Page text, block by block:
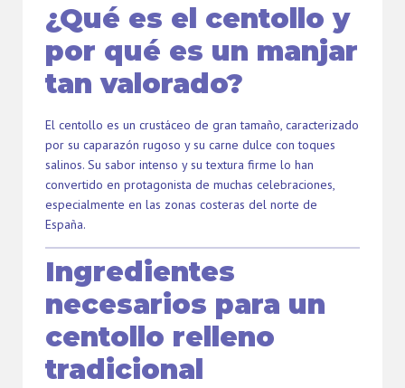
¿Qué es el centollo y
por qué es un manjar
tan valorado?
El centollo es un crustáceo de gran tamaño, caracterizado
por su caparazón rugoso y su carne dulce con toques
salinos. Su sabor intenso y su textura firme lo han
convertido en protagonista de muchas celebraciones,
especialmente en las zonas costeras del norte de
España.
Ingredientes
necesarios para un
centollo relleno
tradicional